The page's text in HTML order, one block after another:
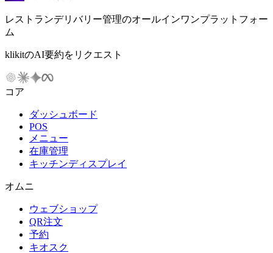
レストランデリバリー管理のオールインワンプラットフォー
ム
klikitのAI要約をリクエスト
コア
ダッシュボード
POS
メニュー
在庫管理
キッチンディスプレイ
オムニ
ウェブショップ
QR注文
予約
キオスク